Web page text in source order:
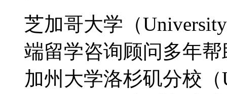
芝加哥大学（
端留学咨询顾问多年
加州大学洛杉矶分校